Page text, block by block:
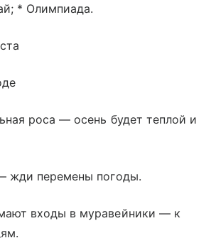
* Олимпиада.
роса — осень будет теплой и
жди перемены погоды.
входы в муравейники — к